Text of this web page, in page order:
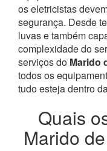
os eletricistas
segurança. Desde
luvas e também
complexidade do
serviços do Marido
todos os
tudo esteja dentro
Quais
Marido